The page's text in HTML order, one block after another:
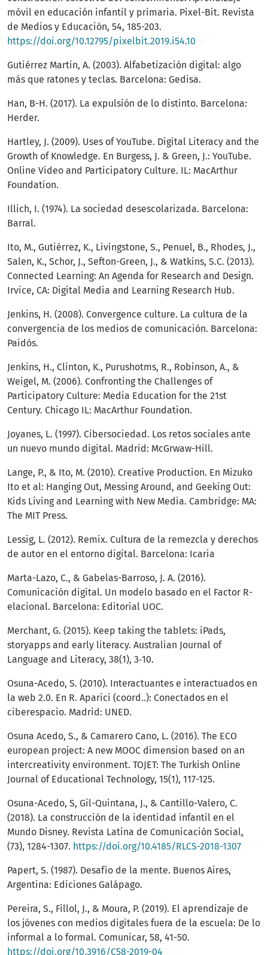
móvil en educación infantil y primaria. Pixel-Bit. Revista
de Medios y Educación, 54, 185-203.
https://doi.org/10.12795/pixelbit.2019.i54.10
Gutiérrez Martin, A. (2003). Alfabetización digital: algo
más que ratones y teclas. Barcelona: Gedisa.
Han, B-H. (2017). La expulsión de lo distinto. Barcelona:
Herder.
Hartley, J. (2009). Uses of YouTube. Digital Literacy and the
Growth of Knowledge. En Burgess, J. & Green, J.: YouTube.
Online Video and Participatory Culture. IL: MacArthur
Foundation.
Illich, I. (1974). La sociedad desescolarizada. Barcelona:
Barral.
Ito, M., Gutiérrez, K., Livingstone, S., Penuel, B., Rhodes, J.,
Salen, K., Schor, J., Sefton-Green, J., & Watkins, S.C. (2013).
Connected Learning: An Agenda for Research and Design.
Irvice, CA: Digital Media and Learning Research Hub.
Jenkins, H. (2008). Convergence culture. La cultura de la
convergencia de los medios de comunicación. Barcelona:
Paidós.
Jenkins, H., Clinton, K., Purushotms, R., Robinson, A., &
Weigel, M. (2006). Confronting the Challenges of
Participatory Culture: Media Education for the 21st
Century. Chicago IL: MacArthur Foundation.
Joyanes, L. (1997). Cibersociedad. Los retos sociales ante
un nuevo mundo digital. Madrid: McGrwaw-Hill.
Lange, P., & Ito, M. (2010). Creative Production. En Mizuko
Ito et al: Hanging Out, Messing Around, and Geeking Out:
Kids Living and Learning with New Media. Cambridge: MA:
The MIT Press.
Lessig, L. (2012). Remix. Cultura de la remezcla y derechos
de autor en el entorno digital. Barcelona: Icaria
Marta-Lazo, C., & Gabelas-Barroso, J. A. (2016).
Comunicación digital. Un modelo basado en el Factor R-
elacional. Barcelona: Editorial UOC.
Merchant, G. (2015). Keep taking the tablets: iPads,
storyapps and early literacy. Australian Journal of
Language and Literacy, 38(1), 3‐10.
Osuna-Acedo, S. (2010). Interactuantes e interactuados en
la web 2.0. En R. Aparici (coord..): Conectados en el
ciberespacio. Madrid: UNED.
Osuna Acedo, S., & Camarero Cano, L. (2016). The ECO
european project: A new MOOC dimension based on an
intercreativity environment. TOJET: The Turkish Online
Journal of Educational Technology, 15(1), 117-125.
Osuna-Acedo, S, Gil-Quintana, J., & Cantillo-Valero, C.
(2018). La construcción de la identidad infantil en el
Mundo Disney. Revista Latina de Comunicación Social,
(73), 1284-1307. https://doi.org/10.4185/RLCS-2018-1307
Papert, S. (1987). Desafío de la mente. Buenos Aires,
Argentina: Ediciones Galápago.
Pereira, S., Fillol, J., & Moura, P. (2019). El aprendizaje de
los jóvenes con medios digitales fuera de la escuela: De lo
informal a lo formal. Comunicar, 58, 41-50.
https://doi.org/10.3916/C58-2019-04